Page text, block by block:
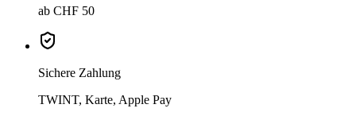
ab CHF 50
Sichere Zahlung
TWINT, Karte, Apple Pay